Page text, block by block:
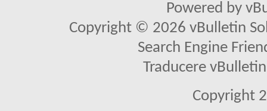
Powered by
Copyright © 2026 vBulletin
Search Engine
Traducere
Copyright